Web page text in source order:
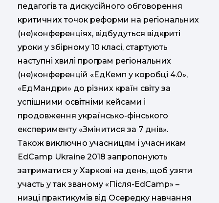
педагогів та дискусійного обговорення
критичних точок реформи на регіональних
(не)конференціях, відбудуться відкриті
уроки у збірному 10 класі, стартують
наступні хвилі програм регіональних
(не)конференцій «ЕдКемп у коробці 4.0»,
«ЕдМандри» до різних країн світу за
успішними освітніми кейсами і
продовження українсько-фінського
експерименту «Змінитися за 7 днів».
Також виключно учасницям і учасникам
EdCamp Ukraine 2018 запропонують
затриматися у Харкові на день, щоб узяти
участь у так званому «Після-EdCamp» –
низці практикумів від Осередку навчання